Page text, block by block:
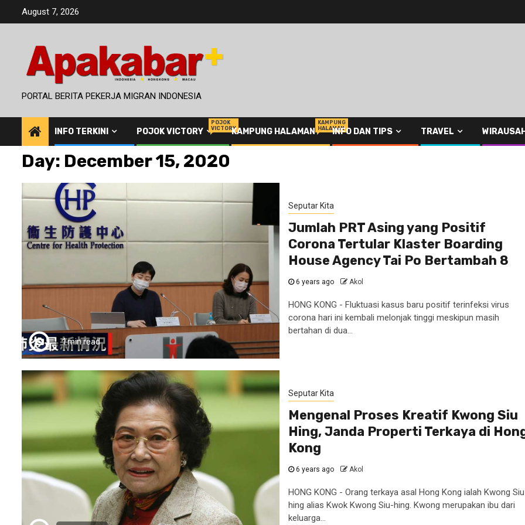
August 7, 2026
PORTAL BERITA PEKERJA MIGRAN INDONESIA
INFO TERKINI POJOK VICTORY
POJOK
VICTORYKAMPUNG HALAMAN
KAMPUNG
HALAMANINFO DAN TIPS TRAVEL
Day: December 15, 2020
1 min read
Seputar Kita
Jumlah PRT Asing yang Positif
Corona Tertular Klaster Boarding
House Agency Tai Po Bertambah 8
6 years ago Akol
HONG KONG - Fluktuasi kasus baru positif terinfeksi virus
corona hari ini kembali melonjak tinggi meskipun masih
bertahan di dua...
Seputar Kita
Mengenal Proses Kreatif Kwong Siu
Hing, Janda Properti Terkaya di
Kong
6 years ago Akol
HONG KONG - Orang terkaya asal Hong Kong ialah Kwong
hing alias Kwok Kwong Siu-hing. Kwong merupakan ibu dari
keluarga...